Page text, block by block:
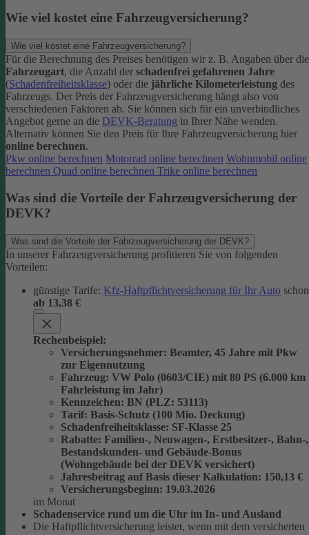
Wie viel kostet eine Fahrzeugversicherung?
Wie viel kostet eine Fahrzeugversicherung?
Für die Berechnung des Preises benötigen wir z. B. Angaben über die
Fahrzeugart, die Anzahl der schadenfrei gefahrenen Jahre
(Schadenfreiheitsklasse) oder die jährliche Kilometerleistung des
Fahrzeugs. Der Preis der Fahrzeugversicherung hängt also von
verschiedenen Faktoren ab. Sie können sich für ein unverbindliches
Angebot gerne an die DEVK-Beratung in Ihrer Nähe wenden.
Alternativ können Sie den Preis für Ihre Fahrzeugversicherung hier
online berechnen.
Pkw online berechnen Motorrad online berechnen Wohnmobil online
berechnen Quad online berechnen Trike online berechnen
Was sind die Vorteile der Fahrzeugversicherung der
DEVK?
Was sind die Vorteile der Fahrzeugversicherung der DEVK?
In unserer Fahrzeugversicherung profitieren Sie von folgenden
Vorteilen:
günstige Tarife: Kfz-Haftpflichtversicherung für Ihr Auto schon
ab 13,38 €
Rechenbeispiel:
Versicherungsnehmer: Beamter, 45 Jahre mit Pkw
zur Eigennutzung
Fahrzeug: VW Polo (0603/CIE) mit 80 PS (6.000 km
Fahrleistung im Jahr)
Kennzeichen: BN (PLZ: 53113)
Tarif: Basis-Schutz (100 Mio. Deckung)
Schadenfreiheitsklasse: SF-Klasse 25
Rabatte: Familien-, Neuwagen-, Erstbesitzer-, Bahn-,
Bestandskunden- und Gebäude-Bonus
(Wohngebäude bei der DEVK versichert)
Jahresbeitrag auf Basis dieser Kalkulation: 150,13 €
Versicherungsbeginn: 19.03.2026
im Monat
Schadenservice rund um die Uhr im In- und Ausland
Die Haftpflichtversicherung leistet, wenn mit dem versicherten